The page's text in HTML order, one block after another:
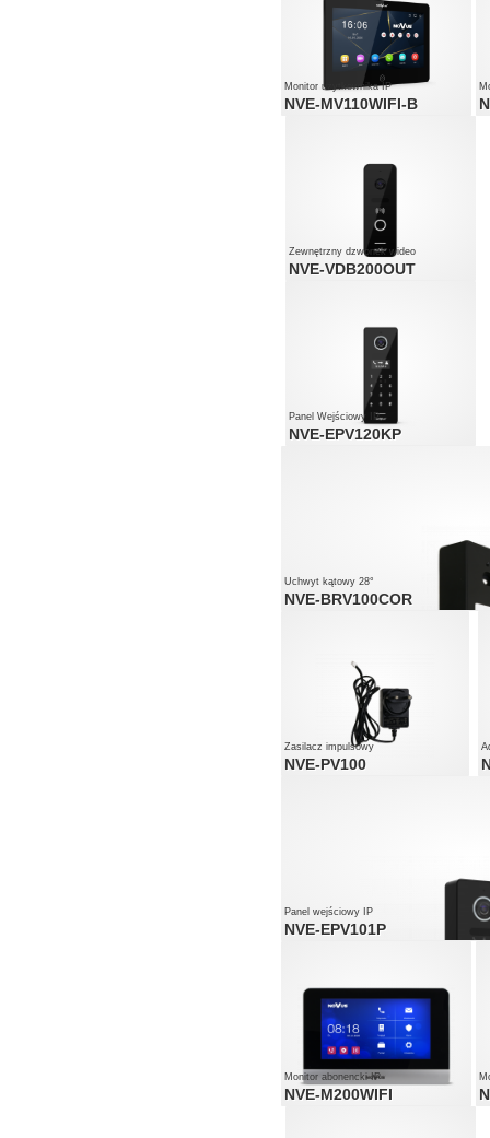
Monitor użytkownika IP
NVE-MV110WIFI-B
Zewnętrzny dzwonek wideo
NVE-VDB200OUT
Panel Wejściowy IP
NVE-EPV120KP
Uchwyt kątowy 28°
NVE-BRV100COR
Zasilacz impulsowy
NVE-PV100
Panel wejściowy IP
NVE-EPV101P
Monitor abonencki IP
NVE-M200WIFI